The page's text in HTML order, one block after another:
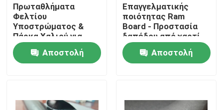
Σπίτι
Προϊόντα
Επισκέψεις στο εργοστάσιο
Πρωταθλήματα
Φελτίου
Υποστρώματος &
Πάρκα Χαλιού για
Προστασία και άνεση
του πατώματος
Αποστολή
Επαγγελματικής
ποιότητας Ram
Board - Προστασία
δαπέδου από χαρτί
Αποστολή